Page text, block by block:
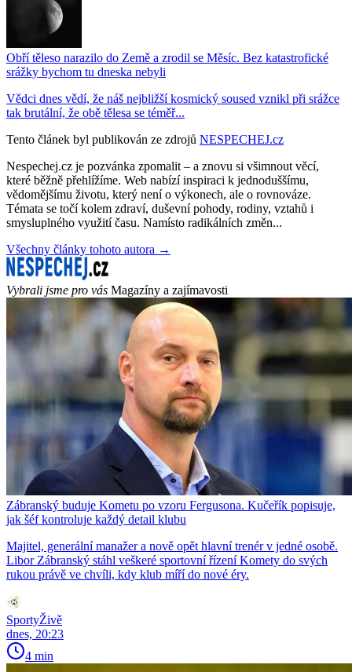
Obří těleso narazilo do Země a zrodil se Měsíc. Bez katastrofické
srážky bychom tu dneska nebyli
Vědci dnes vědí, že náš nejbližší kosmický soused vznikl při srážce
tak brutální, že obě tělesa se téměř...
Tento článek byl publikován ze zdrojů NESPECHEJ.cz
Nespechej.cz je pozvánka zpomalit – a znovu si všimnout věcí,
které běžně přehlížíme. Web nabízí inspiraci k jednoduššímu,
vědomějšímu životu, který není o výkonech, ale o rovnováze.
Témata se točí kolem zdraví, duševní pohody, rodiny, vztahů i
smysluplného využití času. Namísto radikálních změn...
Všechny články tohoto autora →
Vybrali jsme pro vás Magazíny a zajímavosti
Zábranský buduje Kometu po vzoru Fergusona. Kučeřík popisuje,
jak šéf kontroluje každý detail klubu
Majitel, generální manažer a nově opět hlavní trenér v jedné osobě.
Libor Zábranský stáhl veškeré sportovní řízení Komety do svých
rukou právě ve chvíli, kdy klub míří do nové éry.
SportyŽivě
dnes, 20:23
4 min